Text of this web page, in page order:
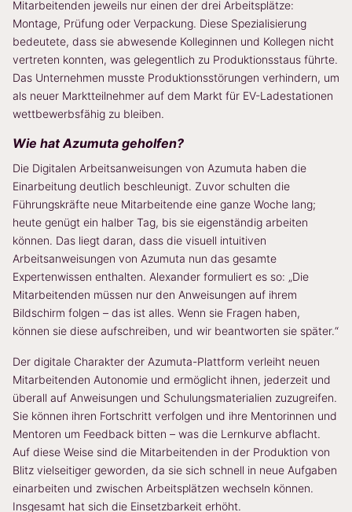
Mitarbeitenden jeweils nur einen der drei Arbeitsplätze:
Montage, Prüfung oder Verpackung. Diese Spezialisierung
bedeutete, dass sie abwesende Kolleginnen und Kollegen nicht
vertreten konnten, was gelegentlich zu Produktionsstaus führte.
Das Unternehmen musste Produktionsstörungen verhindern, um
als neuer Marktteilnehmer auf dem Markt für EV-Ladestationen
wettbewerbsfähig zu bleiben.
Wie hat Azumuta geholfen?
Die Digitalen Arbeitsanweisungen von Azumuta haben die
Einarbeitung deutlich beschleunigt. Zuvor schulten die
Führungskräfte neue Mitarbeitende eine ganze Woche lang;
heute genügt ein halber Tag, bis sie eigenständig arbeiten
können. Das liegt daran, dass die visuell intuitiven
Arbeitsanweisungen von Azumuta nun das gesamte
Expertenwissen enthalten. Alexander formuliert es so: „Die
Mitarbeitenden müssen nur den Anweisungen auf ihrem
Bildschirm folgen – das ist alles. Wenn sie Fragen haben,
können sie diese aufschreiben, und wir beantworten sie später.“
Der digitale Charakter der Azumuta-Plattform verleiht neuen
Mitarbeitenden Autonomie und ermöglicht ihnen, jederzeit und
überall auf Anweisungen und Schulungsmaterialien zuzugreifen.
Sie können ihren Fortschritt verfolgen und ihre Mentorinnen und
Mentoren um Feedback bitten – was die Lernkurve abflacht.
Auf diese Weise sind die Mitarbeitenden in der Produktion von
Blitz vielseitiger geworden, da sie sich schnell in neue Aufgaben
einarbeiten und zwischen Arbeitsplätzen wechseln können.
Insgesamt hat sich die Einsetzbarkeit erhöht.